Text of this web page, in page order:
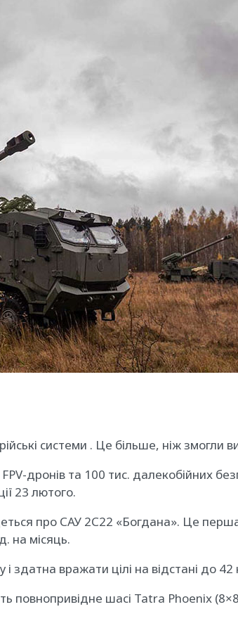
системи . Це більше, ніж змогли
дронів та 100 тис. далекобійних
23 лютого.
про САУ 2С22 «Богдана». Це
на місяць.
і здатна вражати цілі на відстані до 42
повнопривідне шасі Tatra Phoenix